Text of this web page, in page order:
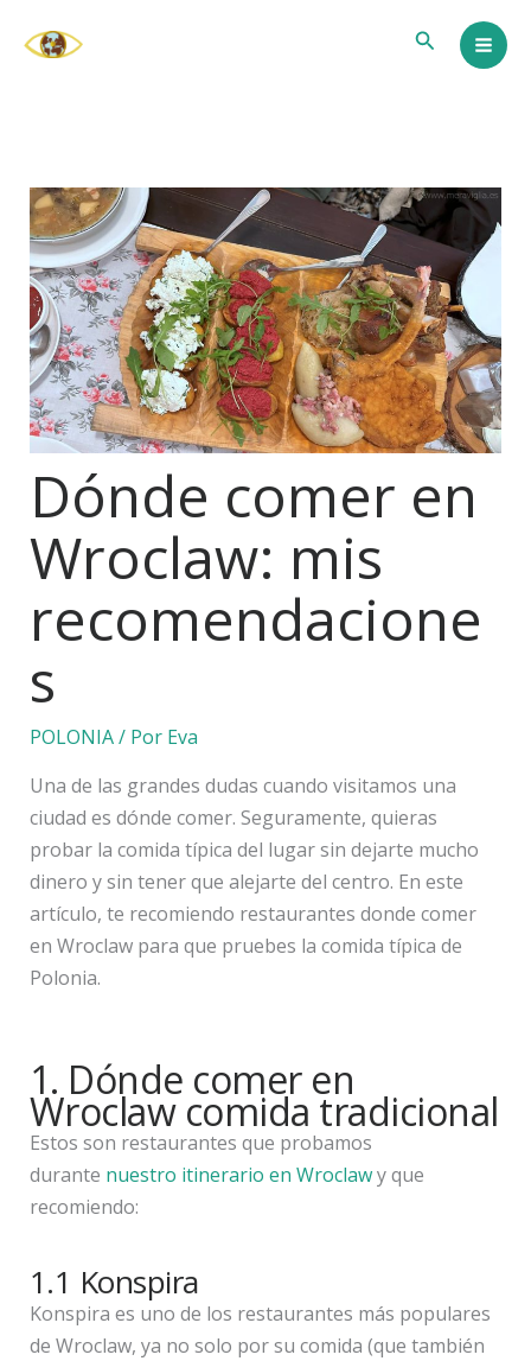
Buscar
Dónde comer en
Wroclaw: mis
recomendacione
s
POLONIA/ Por Eva
Una de las grandes dudas cuando visitamos una
ciudad es dónde comer. Seguramente, quieras
probar la comida típica del lugar sin dejarte mucho
dinero y sin tener que alejarte del centro. En este
artículo, te recomiendo restaurantes donde comer
en Wroclaw para que pruebes la comida típica de
Polonia.
1. Dónde comer en
Wroclaw comida tradicional
Estos son restaurantes que probamos
durante nuestro itinerario en Wroclawy que
recomiendo:
1.1 Konspira
Konspira es uno de los restaurantes más populares
de Wroclaw, ya no solo por su comida (que también